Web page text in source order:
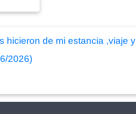
hicieron de mi estancia ,viaje y
2026)